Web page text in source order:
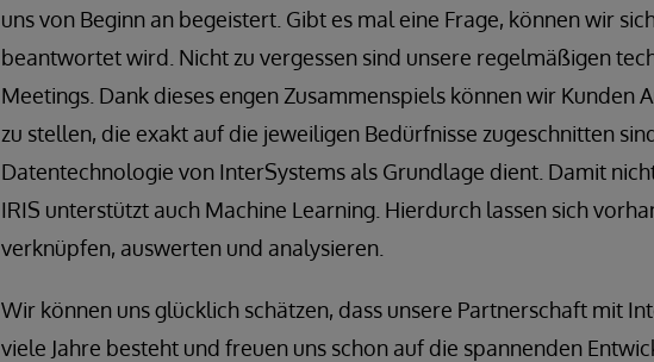
uns von Beginn an begeistert. Gibt es mal eine Frage, können wir
beantwortet wird. Nicht zu vergessen sind unsere regelmäßigen
Meetings. Dank dieses engen Zusammenspiels können wir Kunden
zu stellen, die exakt auf die jeweiligen Bedürfnisse zugeschnitten
Datentechnologie von InterSystems als Grundlage dient. Damit
IRIS unterstützt auch Machine Learning. Hierdurch lassen sich
verknüpfen, auswerten und analysieren.
Wir können uns glücklich schätzen, dass unsere Partnerschaft mit
viele Jahre besteht und freuen uns schon auf die spannenden